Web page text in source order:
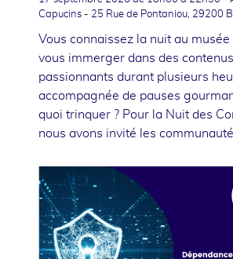
Capucins - 25 Rue de Pontaniou, 29200
Vous connaissez la nuit au musée
vous immerger dans des
passionnants durant plusieurs
accompagnée de pauses
quoi trinquer ? Pour la Nuit des
nous avons invité les